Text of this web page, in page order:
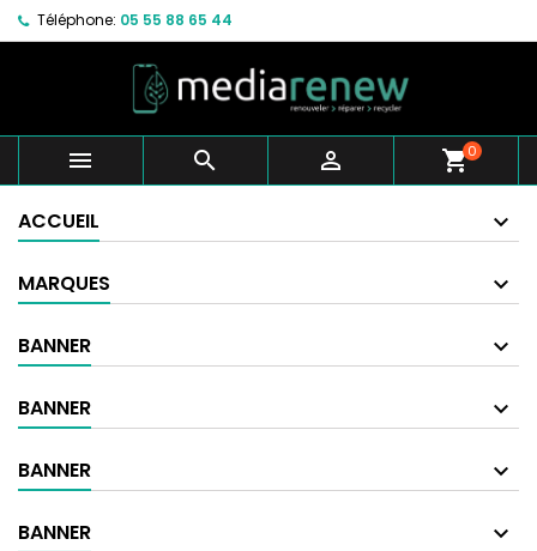
Téléphone: 05 55 88 65 44
   shopping_cart0
ACCUEIL
MARQUES
BANNER
BANNER
BANNER
BANNER